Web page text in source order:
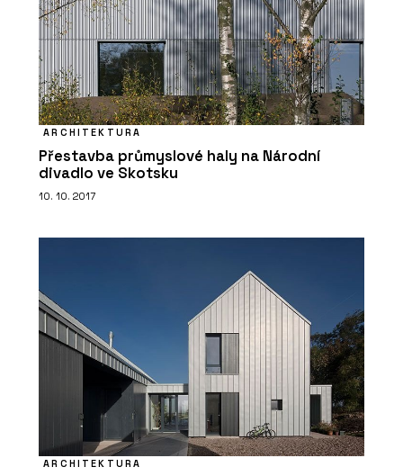
ARCHITEKTURA
Přestavba průmyslové haly na Národní
divadlo ve Skotsku
10. 10. 2017
ARCHITEKTURA